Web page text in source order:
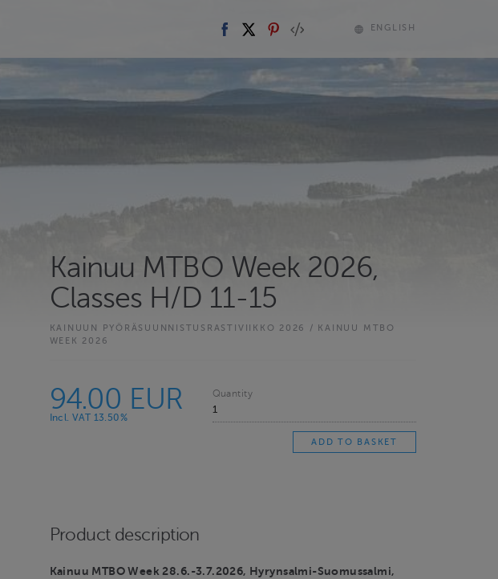
ENGLISH
Kainuu MTBO Week 2026,
Classes H/D 11-15
KAINUUN PYÖRÄSUUNNISTUSRASTIVIIKKO 2026 / KAINUU MTBO
WEEK 2026
94.00 EUR
Incl. VAT 13.50%
Quantity
Product description
Kainuu MTBO Week 28.6.-3.7.2026, Hyrynsalmi-Suomussalmi,